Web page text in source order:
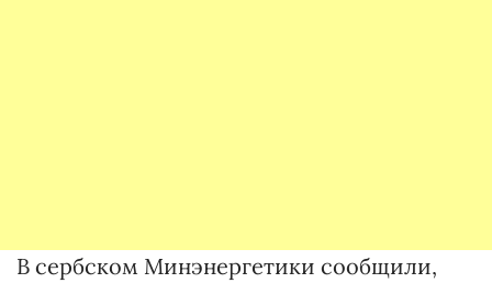
В сербском Минэнергетики сообщили,